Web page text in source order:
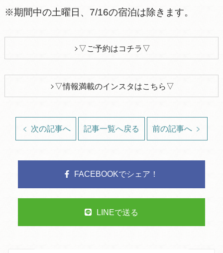
※期間中の土曜日、7/16の宿泊は除きます。
▽ご予約はコチラ▽
▽情報満載のインスタはこちら▽
次の記事へ 記事一覧へ戻る 前の記事へ
FACEBOOKでシェア！
LINEで送る